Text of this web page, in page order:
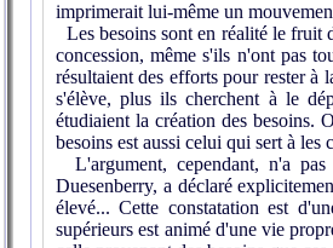
imprimerait lui-même un
Les besoins sont en réalité le fruit
concession, même s'ils n'ont pas
résultaient des efforts pour rester à
s'élève, plus ils cherchent à le
étudiaient la création des besoins.
besoins est aussi celui qui sert à les
L'argument, cependant, n'a
Duesenberry, a déclaré
élevé... Cette constatation est
supérieurs est animé d'une vie